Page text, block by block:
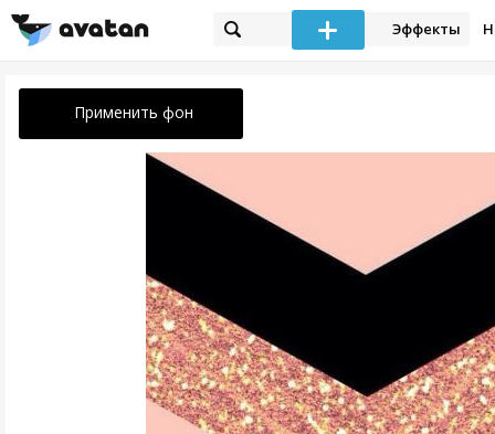
Эффекты
Применить фон